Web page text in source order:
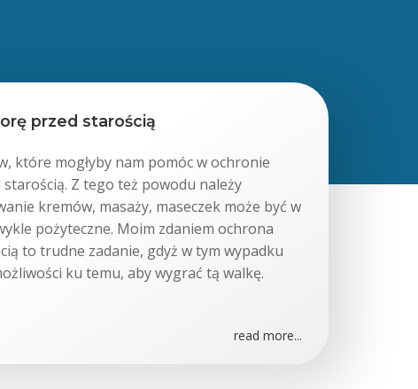
przed starością
które mogłyby nam pomóc w ochronie
Z tego też powodu należy
kremów, masaży, maseczek może być w
pożyteczne. Moim zdaniem ochrona
to trudne zadanie, gdyż w tym wypadku
ku temu, aby wygrać tą walkę.
read more...